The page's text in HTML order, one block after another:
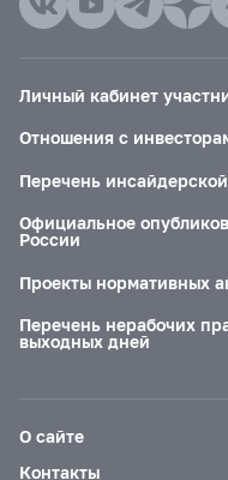
Личный кабинет
Отношения с
Перечень
Официальное
России
Проекты нормативных
Перечень нерабочих
выходных дней
О сайте
Контакты